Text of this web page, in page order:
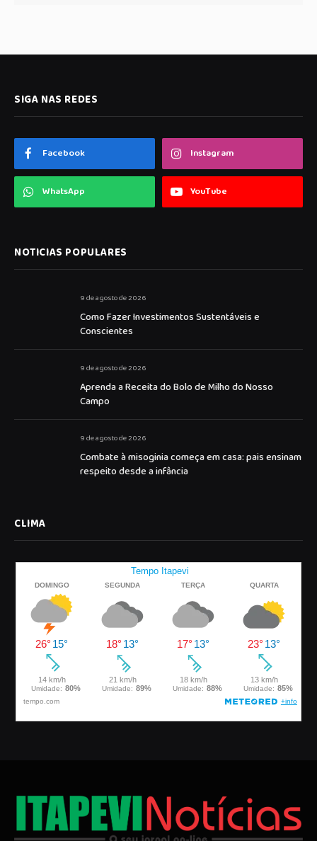
SIGA NAS REDES
Facebook Instagram
WhatsApp YouTube
NOTICIAS POPULARES
9 de agosto de 2026
Como Fazer Investimentos Sustentáveis e
Conscientes
9 de agosto de 2026
Aprenda a Receita do Bolo de Milho do Nosso
Campo
9 de agosto de 2026
Combate à misoginia começa em casa: pais ensinam
respeito desde a infância
CLIMA